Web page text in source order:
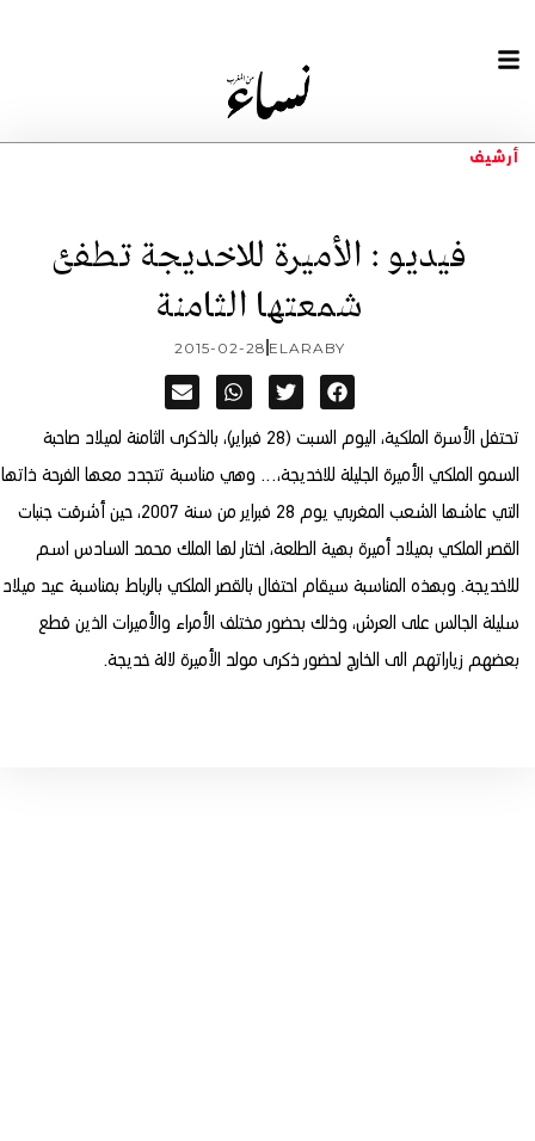
أرشيف
فيديو : الأميرة للاخديجة تطفئ
شمعتها الثامنة
ELARABY
2015-02-28
تحتفل الأسرة الملكية، اليوم السبت (28 فبراير)، بالذكرى الثامنة لميلاد صاحبة
السمو الملكي الأميرة الجليلة للاخديجة،… وهي مناسبة تتجدد معها الفرحة ذاتها
التي عاشها الشعب المغربي يوم 28 فبراير من سنة 2007، حين أشرقت جنبات
القصر الملكي بميلاد أميرة بهية الطلعة، اختار لها الملك محمد السادس اسم
للاخديجة. وبهذه المناسبة سيقام احتفال بالقصر الملكي بالرباط بمناسبة عيد ميلاد
سليلة الجالس على العرش، وذلك بحضور مختلف الأمراء والأميرات الذين قطع
بعضهم زياراتهم الى الخارج لحضور ذكرى مولد الأميرة لالة خديجة.